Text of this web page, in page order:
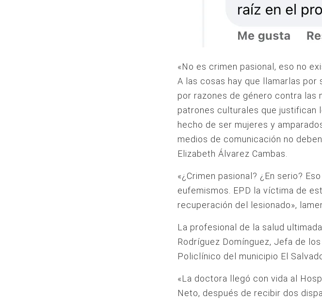
«No es crimen pasional, eso no
A las cosas hay que llamarlas por
por razones de género contra las
patrones culturales que justifican
hecho de ser mujeres y
medios de comunicación no
Elizabeth Álvarez Cambas.
«¿Crimen pasional? ¿En serio?
eufemismos. EPD la víctima de
recuperación del lesionado»,
La profesional de la salud
Rodríguez Domínguez, Jefa de
Policlínico del municipio El
«La doctora llegó con vida al
Neto, después de recibir dos